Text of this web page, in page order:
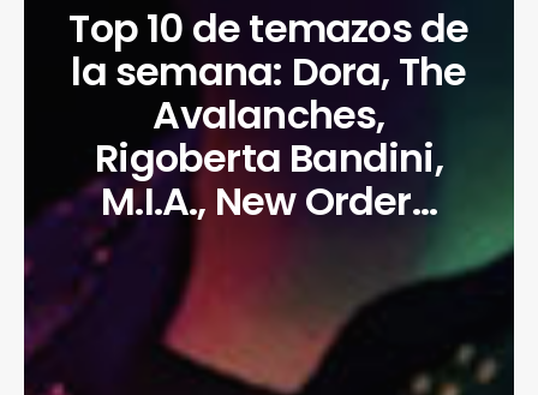
Top 10 de temazos de
la semana: Dora, The
Avalanches,
Rigoberta Bandini,
M.I.A., New Order…